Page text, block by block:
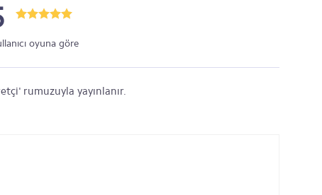
oyuna göre
rumuzuyla yayınlanır.